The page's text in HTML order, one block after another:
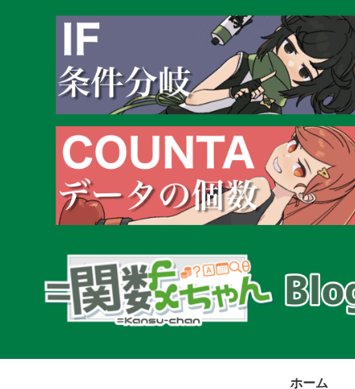
ホーム